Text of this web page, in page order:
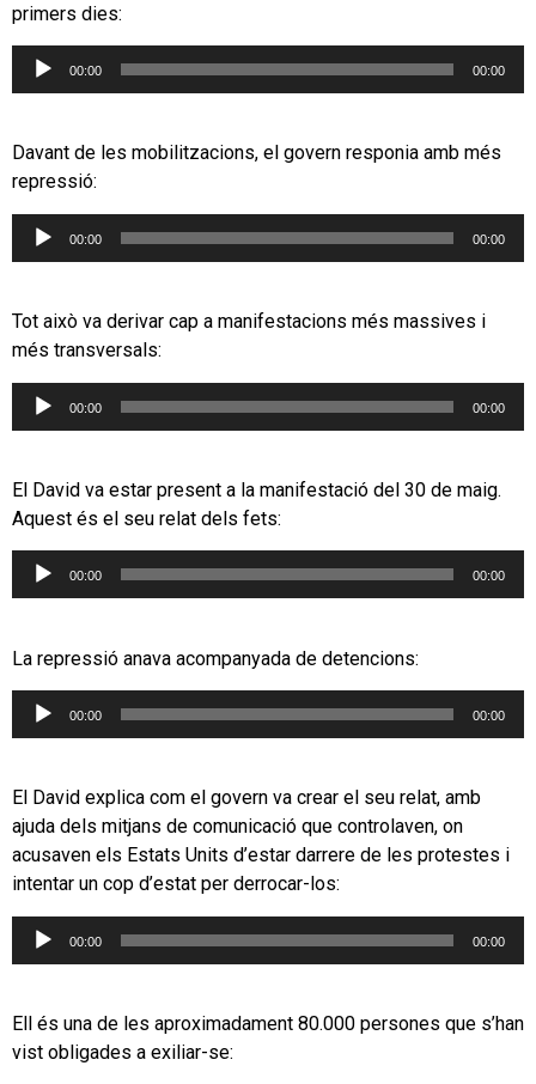
primers dies:
Reproductor
00:00 00:00
Davant de les mobilitzacions, el govern responia amb més
repressió:
Reproductor
00:00 00:00
Tot això va derivar cap a manifestacions més massives i
més transversals:
Reproductor
00:00 00:00
El David va estar present a la manifestació del 30 de maig.
Aquest és el seu relat dels fets:
Reproductor
00:00 00:00
La repressió anava acompanyada de detencions:
Reproductor
00:00 00:00
El David explica com el govern va crear el seu relat, amb
ajuda dels mitjans de comunicació que controlaven, on
acusaven els Estats Units d’estar darrere de les protestes i
intentar un cop d’estat per derrocar-los:
Reproductor
00:00 00:00
Ell és una de les aproximadament 80.000 persones que s’han
vist obligades a exiliar-se: